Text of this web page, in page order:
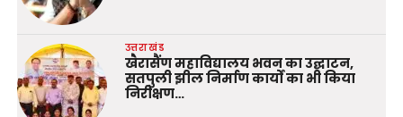
उत्तराखंड
खैरासैंण महाविद्यालय भवन का उद्घाटन,
सतपुली झील निर्माण कार्यों का भी किया
निरीक्षण…